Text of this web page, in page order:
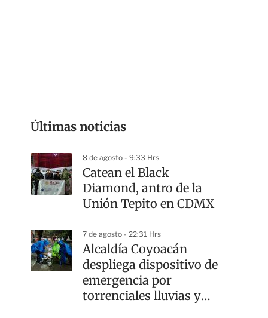
Últimas noticias
8 de agosto - 9:33 Hrs
Catean el Black
Diamond, antro de la
Unión Tepito en CDMX
7 de agosto - 22:31 Hrs
Alcaldía Coyoacán
despliega dispositivo de
emergencia por
torrenciales lluvias y